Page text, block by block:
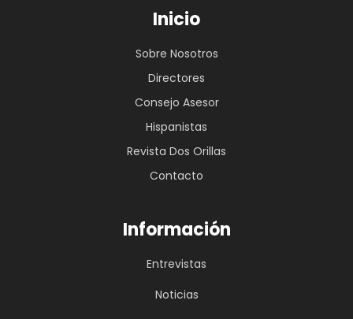
Inicio
Sobre Nosotros
Directores
Consejo Asesor
Hispanistas
Revista Dos Orillas
Contacto
Información
Entrevistas
Noticias